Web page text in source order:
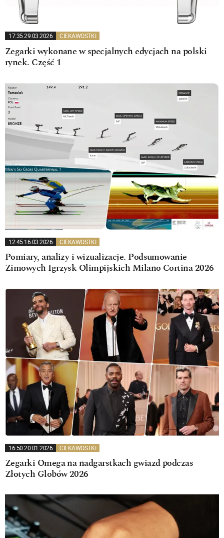
17:35 29.03.2026 CIEKAWOSTKI
Zegarki wykonane w specjalnych edycjach na polski
rynek. Część 1
12:45 16.03.2026 CIEKAWOSTKI
Pomiary, analizy i wizualizacje. Podsumowanie
Zimowych Igrzysk Olimpijskich Milano Cortina 2026
16:50 20.01.2026 CIEKAWOSTKI
Zegarki Omega na nadgarstkach gwiazd podczas
Złotych Globów 2026